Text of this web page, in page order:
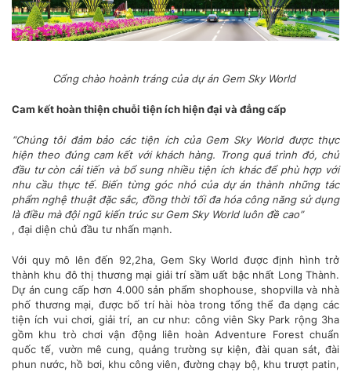
Cổng chào hoành tráng của dự án Gem Sky World
Cam kết hoàn thiện chuỗi tiện ích hiện đại và đẳng cấp
“Chúng tôi đảm bảo các tiện ích của Gem Sky World được thực
hiện theo đúng cam kết với khách hàng. Trong quá trình đó, chủ
đầu tư còn cải tiến và bổ sung nhiều tiện ích khác để phù hợp với
nhu cầu thực tế. Biến từng góc nhỏ của dự án thành những tác
phẩm nghệ thuật đặc sắc, đồng thời tối đa hóa công năng sử dụng
là điều mà đội ngũ kiến trúc sư Gem Sky World luôn đề cao”
, đại diện chủ đầu tư nhấn mạnh.
Với quy mô lên đến 92,2ha, Gem Sky World được định hình trở
thành khu đô thị thương mại giải trí sầm uất bậc nhất Long Thành.
Dự án cung cấp hơn 4.000 sản phẩm shophouse, shopvilla và nhà
phố thương mại, được bố trí hài hòa trong tổng thể đa dạng các
tiện ích vui chơi, giải trí, an cư như: công viên Sky Park rộng 3ha
gồm khu trò chơi vận động liên hoàn Adventure Forest chuẩn
quốc tế, vườn mê cung, quảng trường sự kiện, đài quan sát, đài
phun nước, hồ bơi, khu công viên, đường chạy bộ, khu trượt patin,